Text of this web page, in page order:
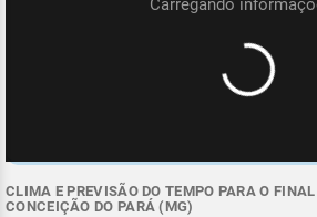
CLIMA E PREVISÃO DO TEMPO PARA O
CONCEIÇÃO DO PARÁ (MG)